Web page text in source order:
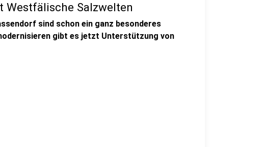
Westfälische Salzwelten
sind schon ein ganz besonderes
gibt es jetzt Unterstützung von